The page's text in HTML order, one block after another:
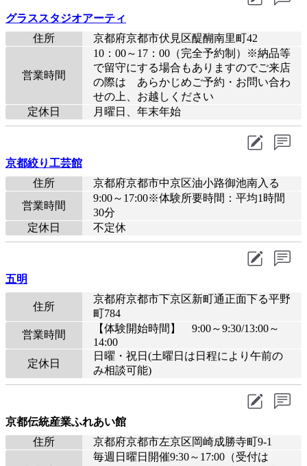
グラススタジオアーティ
住所
京都府京都市伏見区醍醐南里町42
営業時間
10：00～17：00（完全予約制）※納品等
で留守にする場合もありますのでご来店
の際は あらかじめご予約・お問い合わ
せの上、お越しください
定休日
月曜日、年末年始
京都絞り工芸館
住所
京都府京都市中京区油小路御池南入る
営業時間
9:00～17:00※体験所要時間：平均1時間
30分
定休日
不定休
五明
住所
京都府京都市下京区新町通正面下る平野
町784
営業時間
【体験開始時間】 9:00～9:30/13:00～
14:00
定休日
日曜・祝日(土曜日は日程により午前の
み相談可能)
京都伝統産業ふれあい館
住所
京都府京都市左京区岡崎成勝寺町9-1
毎週日曜日開催9:30～17:00（受付は